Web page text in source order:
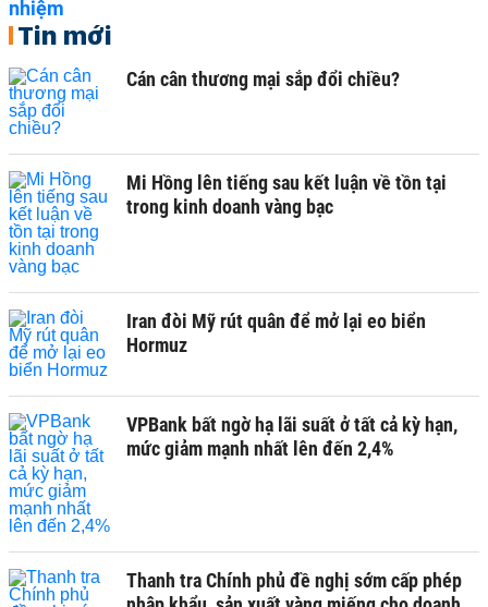
Tin mới
Cán cân thương mại sắp đổi chiều?
Mi Hồng lên tiếng sau kết luận về tồn tại
trong kinh doanh vàng bạc
Iran đòi Mỹ rút quân để mở lại eo biển
Hormuz
VPBank bất ngờ hạ lãi suất ở tất cả kỳ hạn,
mức giảm mạnh nhất lên đến 2,4%
Thanh tra Chính phủ đề nghị sớm cấp phép